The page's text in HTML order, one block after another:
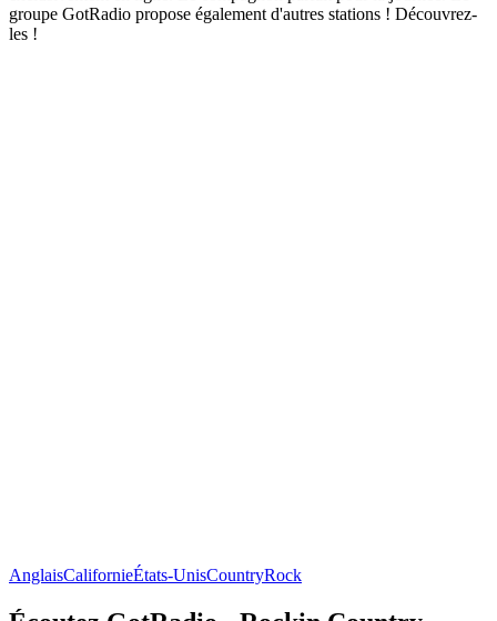
groupe GotRadio propose également d'autres stations ! Découvrez-
les !
AnglaisCalifornieÉtats-UnisCountryRock